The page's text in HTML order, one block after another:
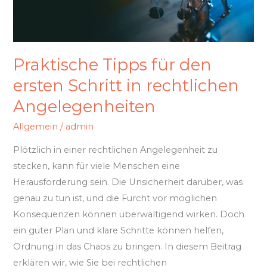
Praktische Tipps für den
ersten Schritt in rechtlichen
Angelegenheiten
Allgemein / admin
Plötzlich in einer rechtlichen Angelegenheit zu
stecken, kann für viele Menschen eine
Herausforderung sein. Die Unsicherheit darüber, was
genau zu tun ist, und die Furcht vor möglichen
Konsequenzen können überwältigend wirken. Doch
ein guter Plan und klare Schritte können helfen,
Ordnung in das Chaos zu bringen. In diesem Beitrag
erklären wir, wie Sie bei rechtlichen
in
rechtlichen
Angelegenheiten